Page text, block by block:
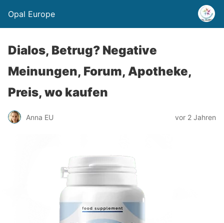
Opal Europe
Dialos, Betrug? Negative
Meinungen, Forum, Apotheke,
Preis, wo kaufen
Anna EU vor 2 Jahren